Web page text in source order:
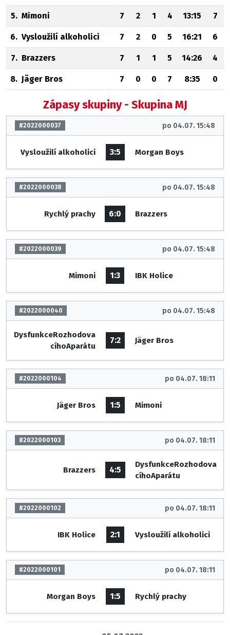
5. Mimoni 7 2 1 4 13:15 7
6. Vysloužilí alkoholici 7 2 0 5 16:21 6
7. Brazzers 7 1 1 5 14:26 4
8. Jäger Bros 7 0 0 7 8:35 0
Zápasy skupiny - Skupina MJ
#2022000037 po 04.07. 15:48
Vysloužilí alkoholici 3:5 Morgan Boys
#2022000038 po 04.07. 15:48
Rychlý prachy 6:0 Brazzers
#2022000039 po 04.07. 15:48
Mimoni 1:3 IBK Holice
#2022000040 po 04.07. 15:48
DysfunkceRozhodova
cíhoAparátu
7:2 Jäger Bros
#2022000104 po 04.07. 18:11
Jäger Bros 1:5 Mimoni
#2022000103 po 04.07. 18:11
Brazzers 4:5
DysfunkceRozhodova
cíhoAparátu
#2022000102 po 04.07. 18:11
IBK Holice 2:1 Vysloužilí alkoholici
#2022000101 po 04.07. 18:11
Morgan Boys 1:5 Rychlý prachy